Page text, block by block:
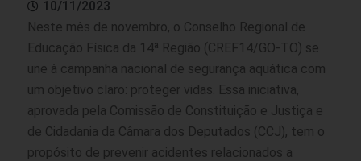
10/11/2023
Neste mês de novembro, o Conselho Regional de
Educação Física da 14ª Região (CREF14/GO-TO) se
une à campanha nacional de segurança aquática com
um objetivo claro: proteger vidas. Essa iniciativa,
aprovada pela Comissão de Constituição e Justiça e
de Cidadania da Câmara dos Deputados (CCJ), tem o
propósito de prevenir acidentes relacionados a